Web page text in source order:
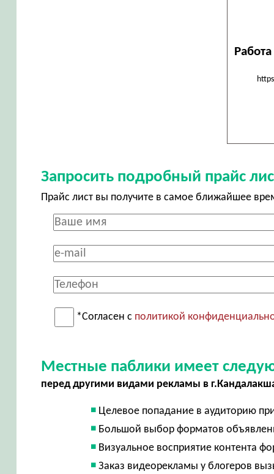
Запросить подробный прайс
Прайс лист вы получите в самое ближайшее
*Согласен с политикой
Местные паблики имеет
перед другими видами рекламы в
Целевое попадание в аудиторию
Большой выбор форматов
Визуальное восприятие контента
Заказ видеорекламы у блогеров